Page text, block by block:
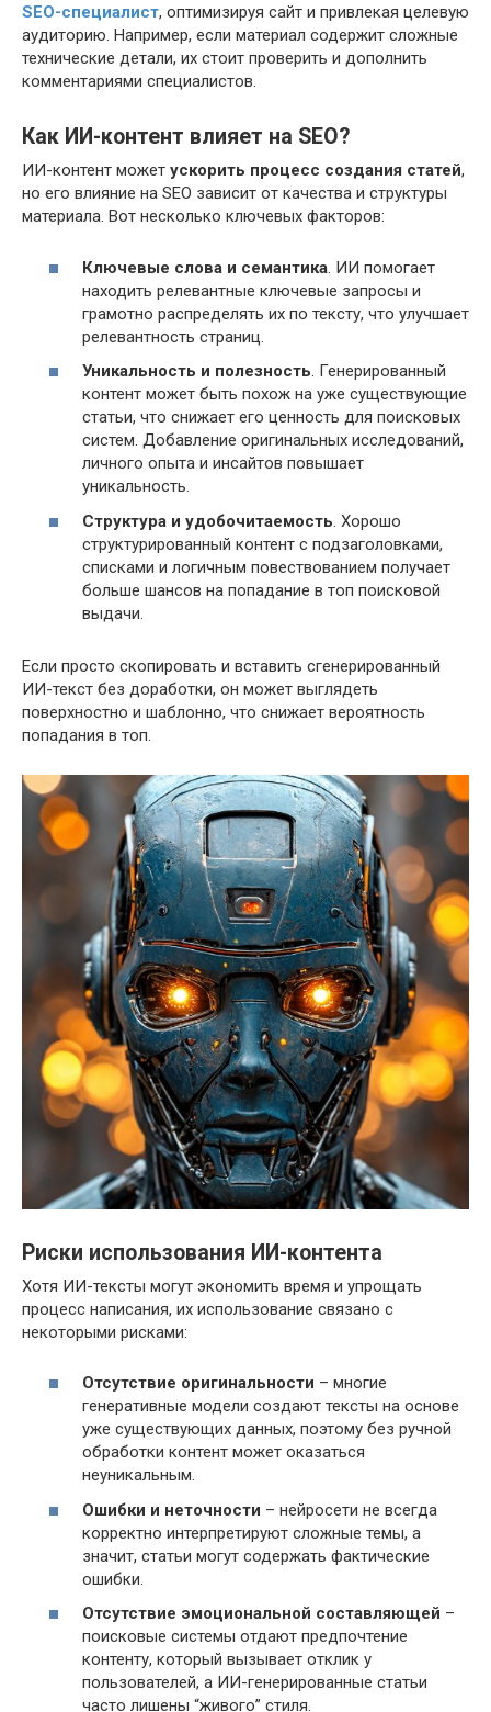
SEO-специалист, оптимизируя сайт и привлекая целевую
аудиторию. Например, если материал содержит сложные
технические детали, их стоит проверить и дополнить
комментариями специалистов.
Как ИИ-контент влияет на SEO?
ИИ-контент может ускорить процесс создания статей,
но его влияние на SEO зависит от качества и структуры
материала. Вот несколько ключевых факторов:
Ключевые слова и семантика . ИИ помогает
находить релевантные ключевые запросы и
грамотно распределять их по тексту, что улучшает
релевантность страниц.
Уникальность и полезность. Генерированный
контент может быть похож на уже существующие
статьи, что снижает его ценность для поисковых
систем. Добавление оригинальных исследований,
личного опыта и инсайтов повышает
уникальность.
Структура и удобочитаемость . Хорошо
структурированный контент с подзаголовками,
списками и логичным повествованием получает
больше шансов на попадание в топ поисковой
выдачи.
Если просто скопировать и вставить сгенерированный
ИИ-текст без доработки, он может выглядеть
поверхностно и шаблонно, что снижает вероятность
попадания в топ.
Риски использования ИИ-контента
Хотя ИИ-тексты могут экономить время и упрощать
процесс написания, их использование связано с
некоторыми рисками:
Отсутствие оригинальности – многие
генеративные модели создают тексты на основе
уже существующих данных, поэтому без ручной
обработки контент может оказаться
неуникальным.
Ошибки и неточности – нейросети не всегда
корректно интерпретируют сложные темы, а
значит, статьи могут содержать фактические
ошибки.
Отсутствие эмоциональной составляющей –
поисковые системы отдают предпочтение
контенту, который вызывает отклик у
пользователей, а ИИ-генерированные статьи
часто лишены “живого” стиля.